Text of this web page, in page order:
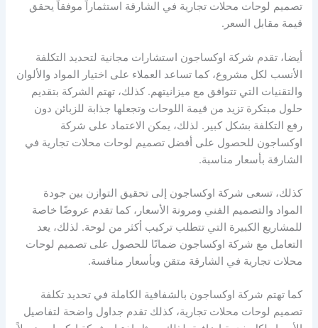
تصميم لوحات محلات تجارية في الشارقة استثماراً موفقاً يحقق
قيمة مقابل السعر.
أيضا، تقدم شركة اوكساجون استشارات مجانية لتحديد التكلفة
الأنسب لكل مشروع، كما تساعد العملاء على اختيار المواد والألوان
والتقنيات التي تتوافق مع ميزانيتهم. كذلك، تهتم الشركة بتقديم
حلول مبتكرة تزيد من قيمة اللوحات وتجعلها جذابة للزبائن دون
رفع التكلفة بشكل كبير. لذلك، يمكن الاعتماد على شركة
اوكساجون للحصول على أفضل تصميم لوحات محلات تجارية في
الشارقة بأسعار مناسبة.
كذلك، تسعى شركة اوكساجون إلى تحقيق التوازن بين جودة
المواد والتصميم الفني ومرونة الأسعار، كما تقدم عروضًا خاصة
للمشاريع الكبيرة التي تتطلب تركيب أكثر من لوحة. لذلك، يعد
التعامل مع شركة اوكساجون ضمانًا للحصول على تصميم لوحات
محلات تجارية في الشارقة متقن وبأسعار منافسة.
كما تهتم شركة اوكساجون بالشفافية الكاملة في تحديد تكلفة
تصميم لوحات محلات تجارية، كذلك تقدم جداول واضحة لتفاصيل